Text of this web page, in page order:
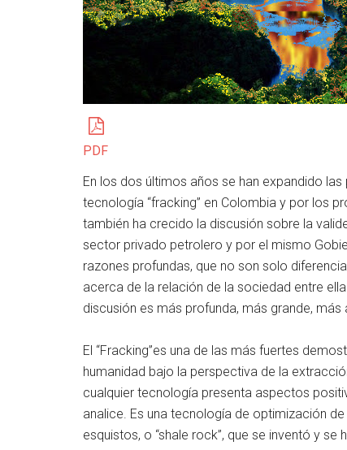
PDF
En los dos últimos años se han expandido
tecnología “fracking” en Colombia y por los
también ha crecido la discusión sobre la
sector privado petrolero y por el mismo
razones profundas, que no son solo
acerca de la relación de la sociedad entre
discusión es más profunda, más grande, más
El “Fracking”es una de las más fuertes
humanidad bajo la perspectiva de la
cualquier tecnología presenta aspectos
analice. Es una tecnología de optimización
esquistos, o “shale rock”, que se inventó y